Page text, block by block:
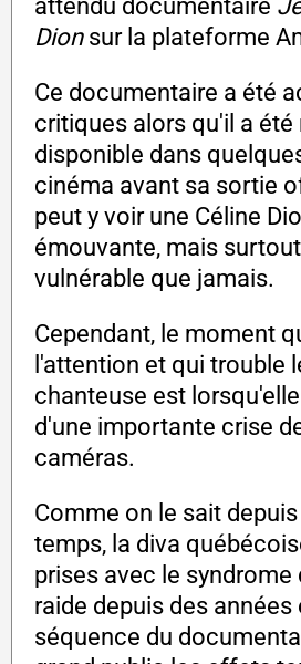
attendu documentaire
Dionsur la plateforme
Ce documentaire a été
critiques alors qu'il a été
disponible dans
cinéma avant sa sortie
peut y voir une Céline
émouvante, mais
vulnérable que jamais.
Cependant, le moment
l'attention et qui trouble
chanteuse est
d'une importante crise
caméras.
Comme on le sait
temps, la diva
prises avec le syndrome
raide depuis des années
séquence du